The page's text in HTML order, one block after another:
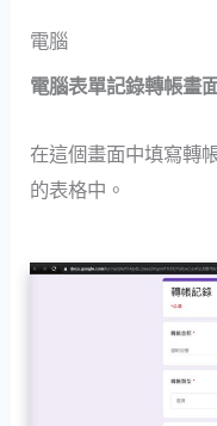
電腦
電腦表單記錄轉帳畫
在這個畫面中填寫轉
的表格中。